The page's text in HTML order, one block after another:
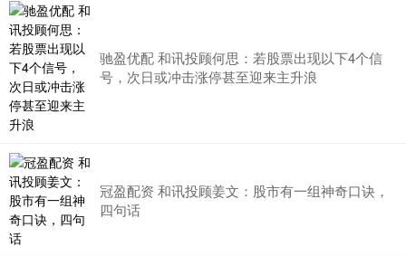
驰盈优配 和讯投顾何思：若股票出现以下4个信
号，次日或冲击涨停甚至迎来主升浪
冠盈配资 和讯投顾姜文：股市有一组神奇口诀，
四句话